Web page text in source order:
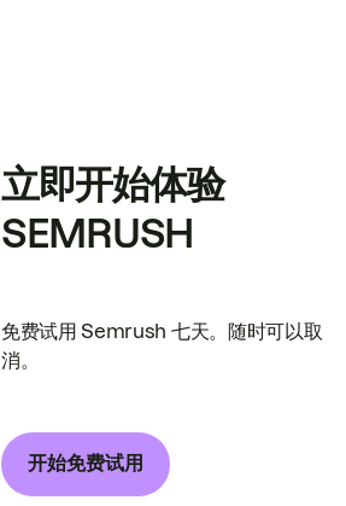
立即开始体验
SEMRUSH
免费试用 Semrush 七天。随时可以取
消。
开始免费试用